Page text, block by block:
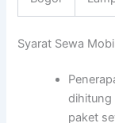
Syarat Sewa
dihitung
paket